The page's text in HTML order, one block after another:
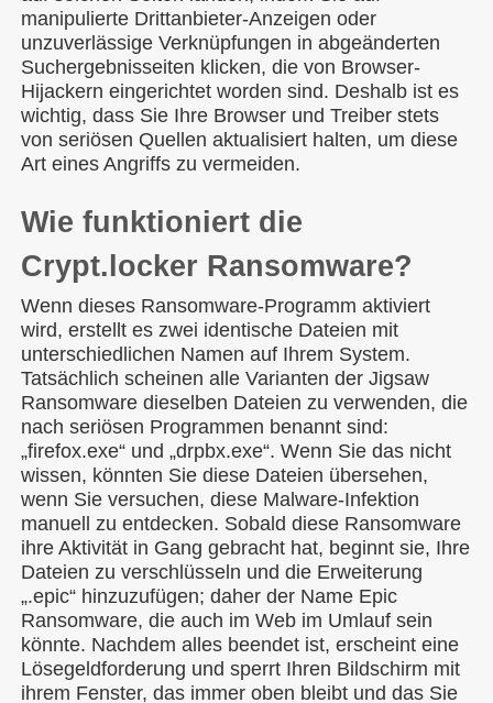
manipulierte Drittanbieter-Anzeigen oder
unzuverlässige Verknüpfungen in abgeänderten
Suchergebnisseiten klicken, die von Browser-
Hijackern eingerichtet worden sind. Deshalb ist es
wichtig, dass Sie Ihre Browser und Treiber stets
von seriösen Quellen aktualisiert halten, um diese
Art eines Angriffs zu vermeiden.
Wie funktioniert die
Crypt.locker Ransomware?
Wenn dieses Ransomware-Programm aktiviert
wird, erstellt es zwei identische Dateien mit
unterschiedlichen Namen auf Ihrem System.
Tatsächlich scheinen alle Varianten der Jigsaw
Ransomware dieselben Dateien zu verwenden, die
nach seriösen Programmen benannt sind:
„firefox.exe“ und „drpbx.exe“. Wenn Sie das nicht
wissen, könnten Sie diese Dateien übersehen,
wenn Sie versuchen, diese Malware-Infektion
manuell zu entdecken. Sobald diese Ransomware
ihre Aktivität in Gang gebracht hat, beginnt sie, Ihre
Dateien zu verschlüsseln und die Erweiterung
„.epic“ hinzuzufügen; daher der Name Epic
Ransomware, die auch im Web im Umlauf sein
könnte. Nachdem alles beendet ist, erscheint eine
Lösegeldforderung und sperrt Ihren Bildschirm mit
ihrem Fenster, das immer oben bleibt und das Sie